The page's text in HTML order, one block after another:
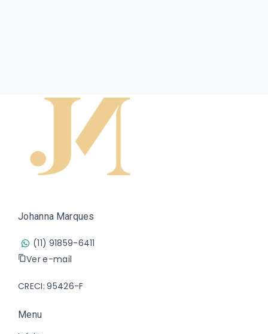
Johanna Marques
(11) 91859-6411
Ver e-mail
CRECI: 95426-F
Menu